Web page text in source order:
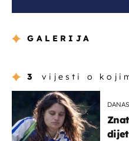
GALERIJA
3 vijesti o